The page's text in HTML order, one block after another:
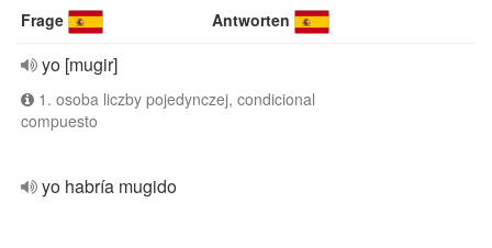
Frage Antworten
yo [mugir]
1. osoba liczby pojedynczej, condicional
compuesto
yo habría mugido